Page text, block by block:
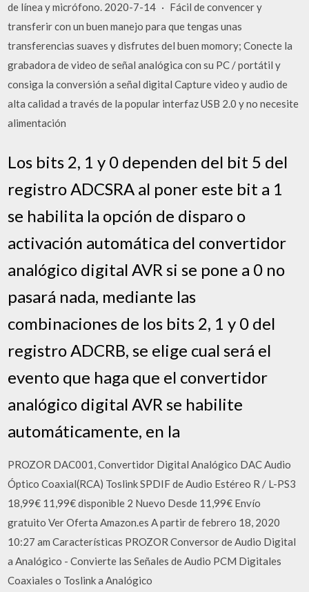
de línea y micrófono. 2020-7-14 · Fácil de convencer y
transferir con un buen manejo para que tengas unas
transferencias suaves y disfrutes del buen momory; Conecte la
grabadora de video de señal analógica con su PC / portátil y
consiga la conversión a señal digital Capture video y audio de
alta calidad a través de la popular interfaz USB 2.0 y no necesite
alimentación
Los bits 2, 1 y 0 dependen del bit 5 del
registro ADCSRA al poner este bit a 1
se habilita la opción de disparo o
activación automática del convertidor
analógico digital AVR si se pone a 0 no
pasará nada, mediante las
combinaciones de los bits 2, 1 y 0 del
registro ADCRB, se elige cual será el
evento que haga que el convertidor
analógico digital AVR se habilite
automáticamente, en la
PROZOR DAC001, Convertidor Digital Analógico DAC Audio
Óptico Coaxial(RCA) Toslink SPDIF de Audio Estéreo R / L-PS3
18,99€ 11,99€ disponible 2 Nuevo Desde 11,99€ Envío
gratuito Ver Oferta Amazon.es A partir de febrero 18, 2020
10:27 am Características PROZOR Conversor de Audio Digital
a Analógico - Convierte las Señales de Audio PCM Digitales
Coaxiales o Toslink a Analógico